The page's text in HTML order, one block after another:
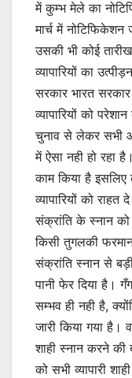
में कुम्भ मेले का
मार्च में
उसकी भी कोई
व्यापारियों का
सरकार भारत
व्यापारियों को
चुनाव से लेकर सभी
में ऐसा नही हो रहा
काम किया है
व्यापारियों को
संक्रांति के स्नान
किसी तुगलकी
संक्रांति स्नान से
पानी फेर दिया है।
सम्भव ही नही है,
जारी किया गया है।
शाही स्नान करने की
को सभी व्यापारी